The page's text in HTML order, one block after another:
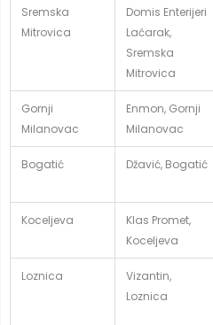
Sremska
Mitrovica
Domis Enterijeri
Laćarak,
Sremska
Mitrovica
Gornji
Milanovac
Enmon, Gornji
Milanovac
Bogatić Džavić, Bogatić
Koceljeva
Klas Promet,
Koceljeva
Loznica
Vizantin,
Loznica